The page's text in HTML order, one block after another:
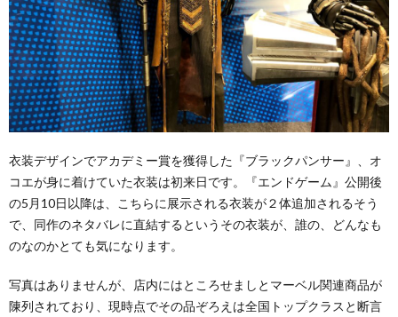
衣装デザインでアカデミー賞を獲得した『ブラックパンサー』、オ
コエが身に着けていた衣装は初来日です。『エンドゲーム』公開後
の5月10日以降は、こちらに展示される衣装が２体追加されるそう
で、同作のネタバレに直結するというその衣装が、誰の、どんなも
のなのかとても気になります。
写真はありませんが、店内にはところせましとマーベル関連商品が
陳列されており、現時点でその品ぞろえは全国トップクラスと断言